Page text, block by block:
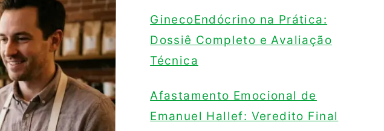
GinecoEndócrino na Prática:
Dossiê Completo e Avaliação
Técnica
Afastamento Emocional de
Emanuel Hallef: Veredito Final